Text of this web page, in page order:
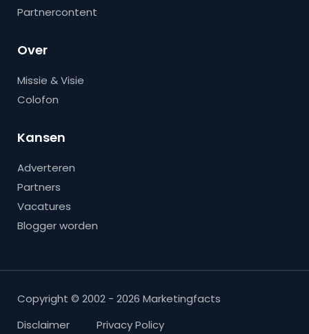
Partnercontent
Over
Missie & Visie
Colofon
Kansen
Adverteren
Partners
Vacatures
Blogger worden
Copyright © 2002 - 2026 Marketingfacts
Disclaimer
Privacy Policy